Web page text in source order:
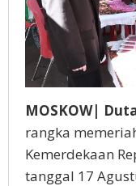
MOSKOW|
rangka
Kemerdekaan
tanggal 17